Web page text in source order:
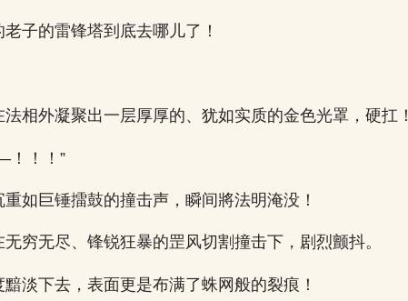
子的雷锋塔到底去哪儿了！
相外凝聚出一层厚厚的、犹如实质的金色光罩，硬扛！
！！！”
如巨锤擂鼓的撞击声，瞬间將法明淹没！
穷无尽、锋锐狂暴的罡风切割撞击下，剧烈颤抖。
淡下去，表面更是布满了蛛网般的裂痕！